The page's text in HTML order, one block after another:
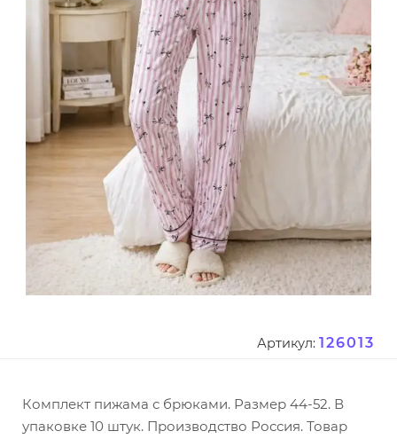
Артикул: 126013
Комплект пижама с брюками. Размер 44-52. В
упаковке 10 штук. Производство Россия. Товар